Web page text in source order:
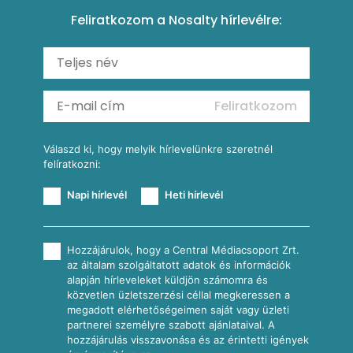
Carbonara
Shakshuka
Ratatouille
Mexikói húsleves kukorica salsával
Almás-kéksajtos kukoricasaláta
Köretek
Reggeli receptek
Feliratkozom a Nosalty hírlevélre:
Feliratkozom
Válaszd ki, hogy melyik hírlevelünkre szeretnél
felíratkozni:
Napi hírlevél Heti hírlevél
Hozzájárulok, hogy a Central Médiacsoport Zrt.
az általam szolgáltatott adatok és információk
alapján hírleveleket küldjön számomra és
közvetlen üzletszerzési céllal megkeressen a
megadott elérhetőségeimen saját vagy üzleti
partnerei személyre szabott ajánlataival. A
hozzájárulás visszavonása és az érintetti igények